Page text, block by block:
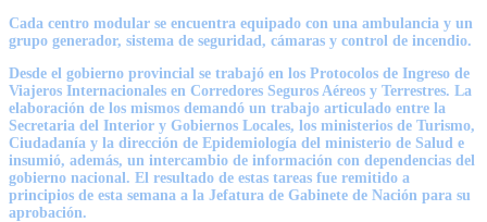
Cada centro modular se encuentra equipado con una ambulancia y un
grupo generador, sistema de seguridad, cámaras y control de incendio.
Desde el gobierno provincial se trabajó en los Protocolos de Ingreso de
Viajeros Internacionales en Corredores Seguros Aéreos y Terrestres. La
elaboración de los mismos demandó un trabajo articulado entre la
Secretaria del Interior y Gobiernos Locales, los ministerios de Turismo,
Ciudadanía y la dirección de Epidemiología del ministerio de Salud e
insumió, además, un intercambio de información con dependencias del
gobierno nacional. El resultado de estas tareas fue remitido a
principios de esta semana a la Jefatura de Gabinete de Nación para su
aprobación.